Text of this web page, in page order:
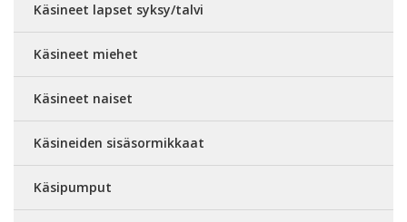
Käsineet lapset syksy/talvi
Käsineet miehet
Käsineet naiset
Käsineiden sisäsormikkaat
Käsipumput